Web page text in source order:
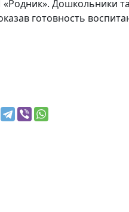
Дошкольники
готовность